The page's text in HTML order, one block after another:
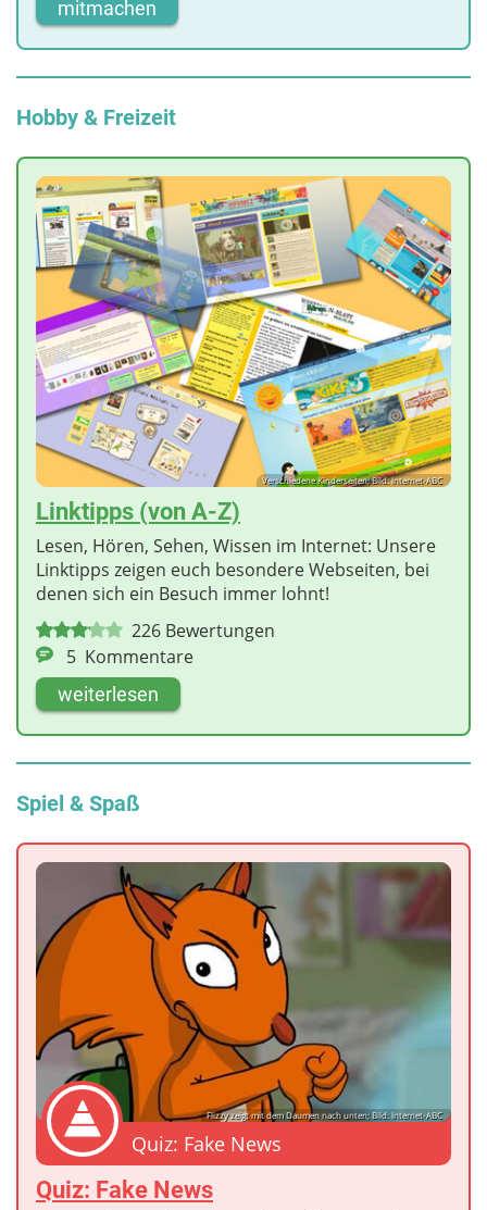
mitmachen
Hobby & Freizeit
Verschiedene Kinderseiten; Bild: Internet-ABC
Linktipps (von A-Z)
Lesen, Hören, Sehen, Wissen im Internet: Unsere
Linktipps zeigen euch besondere Webseiten, bei
denen sich ein Besuch immer lohnt!
226 Bewertungen
5 Kommentare
weiterlesen
Spiel & Spaß
Flizzy zeigt mit dem Daumen nach unten; Bild: Internet-ABC
Quiz: Fake News
Quiz: Fake News